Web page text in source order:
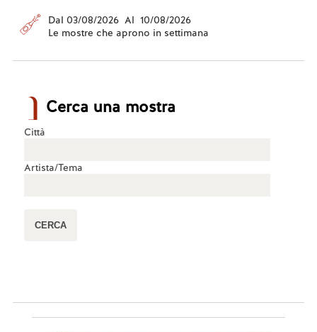
Dal 03/08/2026 Al 10/08/2026
Le mostre che aprono in settimana
Cerca una mostra
Città
Artista/Tema